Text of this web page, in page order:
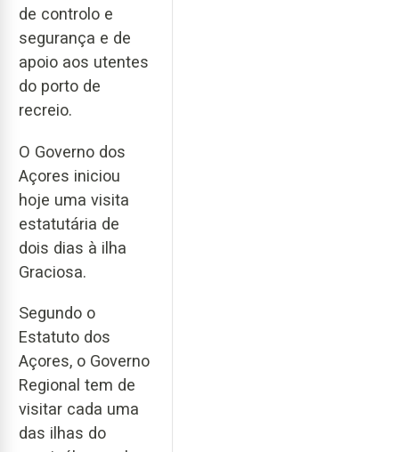
de controlo e
segurança e de
apoio aos utentes
do porto de
recreio.
O Governo dos
Açores iniciou
hoje uma visita
estatutária de
dois dias à ilha
Graciosa.
Segundo o
Estatuto dos
Açores, o Governo
Regional tem de
visitar cada uma
das ilhas do